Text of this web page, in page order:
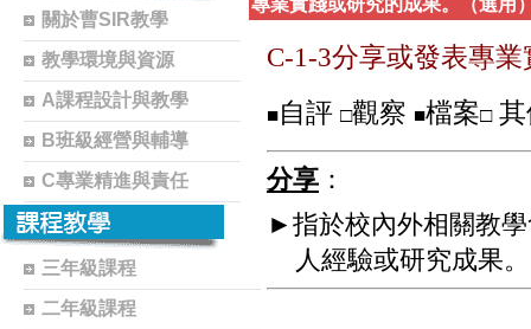
1102-
1101-
曹
關於曹SIR教學
教學環境與資源
A課程設計與教學
B班級經營與輔導
C專業精進與責任
三年級課程
二年級課程
專業實踐或研究的成果。（選用
C-1-3分享或發表專
■自評 □觀察 ■檔案□
分享 ：
►指於校內外相關教
人經驗或研究成果。